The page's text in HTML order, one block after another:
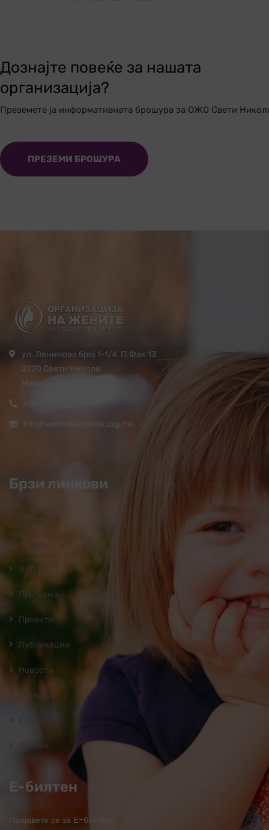
Дознајте повеќе за нашата
организација?
Преземете ја информативната брошура за ОЖО Свети
ПРЕЗЕМИ БРОШУРА
ул. Ленинова број 1-1/4, П.Фах 13
2220 Свети Николе,
Македонија
info@womsvetinikole.org.mk
Брзи линкови
Почетна
За нас
Услуги
Програмa
Проекти
Публикации
Новости
Галерија
Билтен
Е-билтен
Пријавете се за Е-билтен